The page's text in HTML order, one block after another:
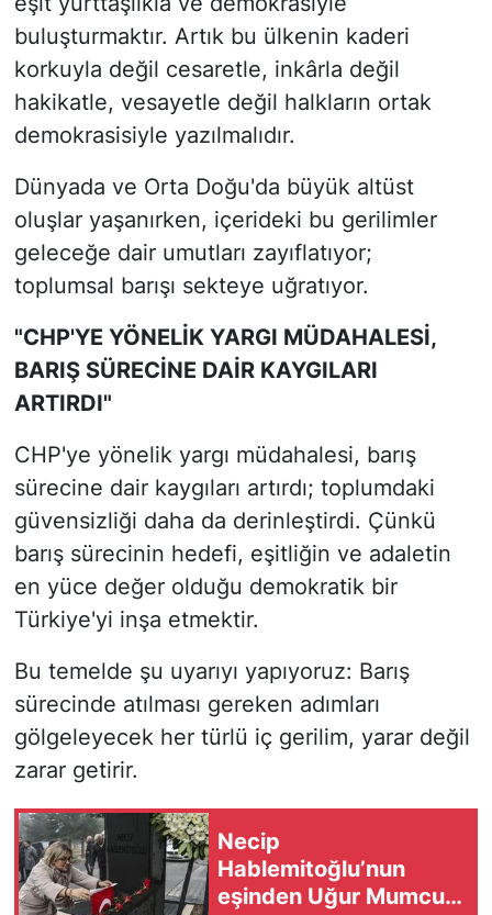
buluşturmaktır. Artık bu ülkenin kaderi
korkuyla değil cesaretle, inkârla değil
hakikatle, vesayetle değil halkların ortak
demokrasisiyle yazılmalıdır.
Dünyada ve Orta Doğu'da büyük altüst
oluşlar yaşanırken, içerideki bu gerilimler
geleceğe dair umutları zayıflatıyor;
toplumsal barışı sekteye uğratıyor.
"CHP'YE YÖNELİK YARGI MÜDAHALESİ,
BARIŞ SÜRECİNE DAİR KAYGILARI
ARTIRDI"
CHP'ye yönelik yargı müdahalesi, barış
sürecine dair kaygıları artırdı; toplumdaki
güvensizliği daha da derinleştirdi. Çünkü
barış sürecinin hedefi, eşitliğin ve adaletin
en yüce değer olduğu demokratik bir
Türkiye'yi inşa etmektir.
Bu temelde şu uyarıyı yapıyoruz: Barış
sürecinde atılması gereken adımları
gölgeleyecek her türlü iç gerilim, yarar değil
zarar getirir.
Necip
Hablemitoğlu’nun
eşinden Uğur Mumcu